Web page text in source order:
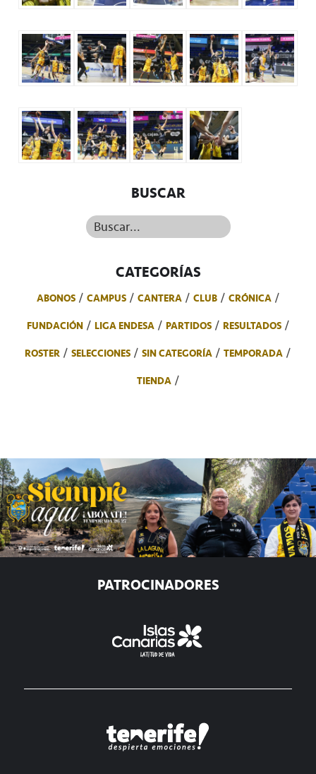
BUSCAR
Buscar...
CATEGORÍAS
ABONOS CAMPUS CANTERA CLUB
CRÓNICA
FUNDACIÓN
LIGA ENDESA PARTIDOS
RESULTADOS
ROSTER
SELECCIONES SIN CATEGORÍA
TEMPORADA
TIENDA
PATROCINADORES